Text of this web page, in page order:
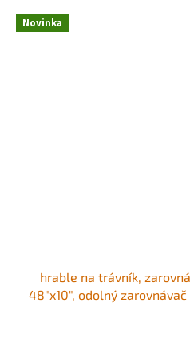
Novinka
hrable na trávník,
48"x10", odolný
zahradu, golfový